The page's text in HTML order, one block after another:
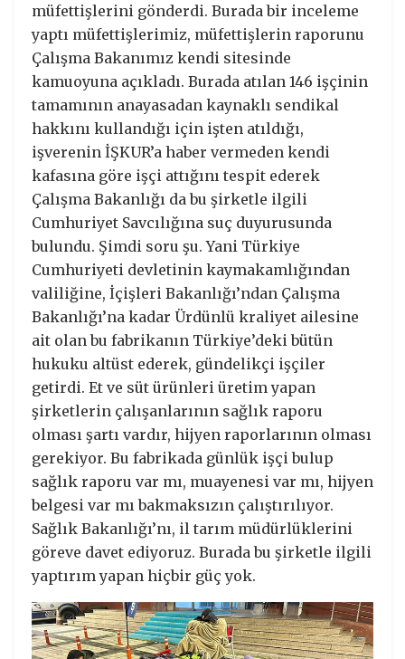
müfettişlerini gönderdi. Burada bir inceleme
yaptı müfettişlerimiz, müfettişlerin raporunu
Çalışma Bakanımız kendi sitesinde
kamuoyuna açıkladı. Burada atılan 146 işçinin
tamamının anayasadan kaynaklı sendikal
hakkını kullandığı için işten atıldığı,
işverenin İŞKUR’a haber vermeden kendi
kafasına göre işçi attığını tespit ederek
Çalışma Bakanlığı da bu şirketle ilgili
Cumhuriyet Savcılığına suç duyurusunda
bulundu. Şimdi soru şu. Yani Türkiye
Cumhuriyeti devletinin kaymakamlığından
valiliğine, İçişleri Bakanlığı’ndan Çalışma
Bakanlığı’na kadar Ürdünlü kraliyet ailesine
ait olan bu fabrikanın Türkiye’deki bütün
hukuku altüst ederek, gündelikçi işçiler
getirdi. Et ve süt ürünleri üretim yapan
şirketlerin çalışanlarının sağlık raporu
olması şartı vardır, hijyen raporlarının olması
gerekiyor. Bu fabrikada günlük işçi bulup
sağlık raporu var mı, muayenesi var mı, hijyen
belgesi var mı bakmaksızın çalıştırılıyor.
Sağlık Bakanlığı’nı, il tarım müdürlüklerini
göreve davet ediyoruz. Burada bu şirketle ilgili
yaptırım yapan hiçbir güç yok.